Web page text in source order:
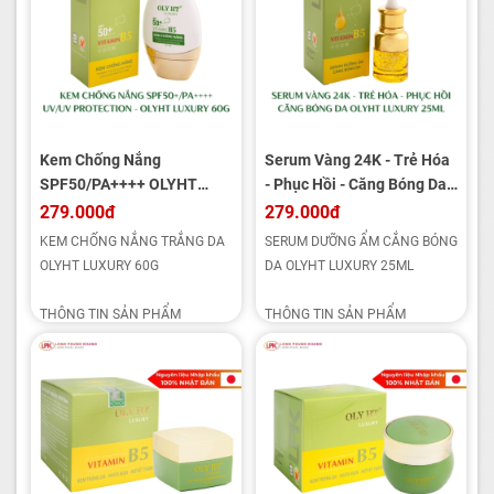
Kem Chống Nắng
SPF50/PA++++ OLYHT
LUXURY 60g
279.000đ
KEM CHỐNG NẮNG TRẮNG DA
OLYHT LUXURY 60G
THÔNG TIN SẢN PHẨM
- Xuất xứ: Việt Nam
- Thành phần: ZinC Oxide,
Alumina, Glucerin, Ethyheryl,...
- Trọng lượng: 60g
- Hạn sử dụng: 36 tháng kể từ
ngày sản xuất
Serum Vàng 24K - Trẻ Hóa
- Phục Hồi - Căng Bóng Da
OLYHT LUXURY 25ml
279.000đ
SERUM DƯỠNG ẨM CẮNG BÓNG
DA OLYHT LUXURY 25ML
THÔNG TIN SẢN PHẨM
- Xuất xứ: Việt Nam
- Thành phần: Glycerin, Vitamin
B3, Vitamin E, Tranexamic Acid,
- Hạn sử dụng: 36 tháng kể từ
ngày sản xuất